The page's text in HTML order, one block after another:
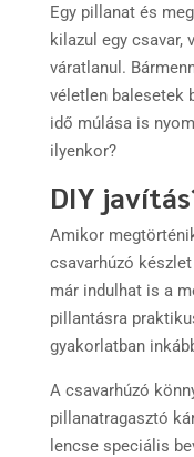
Egy pillanat és
kilazul egy csavar,
váratlanul.
véletlen balesetek
idő múlása is
ilyenkor?
DIY
Amikor
csavarhúzó
már indulhat is a
pillantásra
gyakorlatban
A csavarhúzó
pillanatragasztó
lencse speciális